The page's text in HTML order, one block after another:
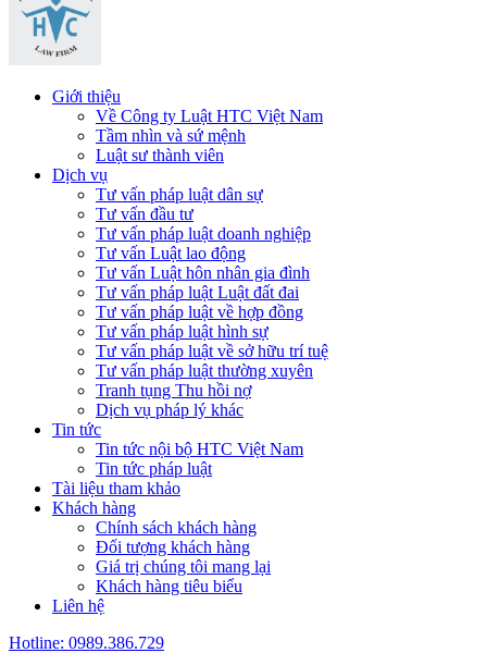
Giới thiệu
Về Công ty Luật HTC Việt Nam
Tầm nhìn và sứ mệnh
Luật sư thành viên
Dịch vụ
Tư vấn pháp luật dân sự
Tư vấn đầu tư
Tư vấn pháp luật doanh nghiệp
Tư vấn Luật lao động
Tư vấn Luật hôn nhân gia đình
Tư vấn pháp luật Luật đất đai
Tư vấn pháp luật về hợp đồng
Tư vấn pháp luật hình sự
Tư vấn pháp luật về sở hữu trí tuệ
Tư vấn pháp luật thường xuyên
Tranh tụng Thu hồi nợ
Dịch vụ pháp lý khác
Tin tức
Tin tức nội bộ HTC Việt Nam
Tin tức pháp luật
Tài liệu tham khảo
Khách hàng
Chính sách khách hàng
Đối tượng khách hàng
Giá trị chúng tôi mang lại
Khách hàng tiêu biểu
Liên hệ
Hotline: 0989.386.729